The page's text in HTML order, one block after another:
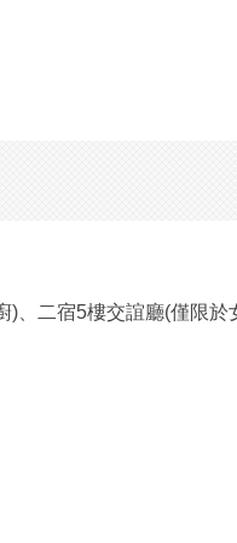
)、二宿5樓交誼廳(僅限於